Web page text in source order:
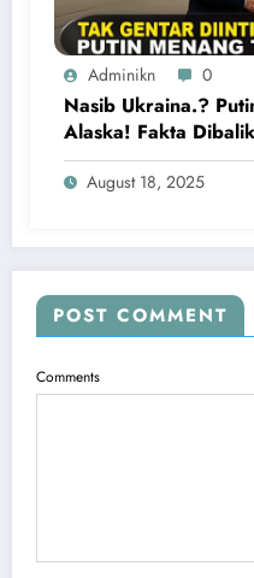
Adminikn 0
Nasib Ukraina.?
Alaska! Fakta
Putin di Alaska
August 18, 2025
POST COMMENT
Comments